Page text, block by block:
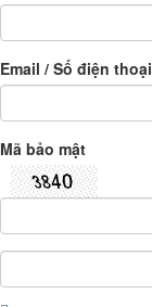
Email / Số điện thoại
Mã bảo mật